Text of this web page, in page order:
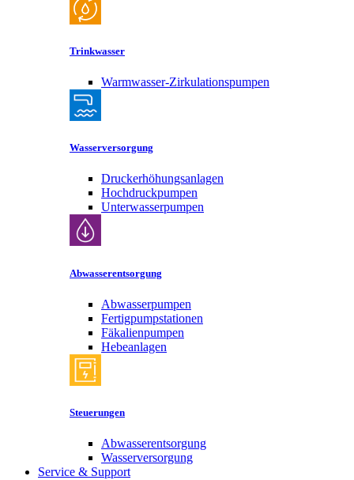
Trinkwasser
Warmwasser-Zirkulationspumpen
Wasserversorgung
Druckerhöhungsanlagen
Hochdruckpumpen
Unterwasserpumpen
Abwasserentsorgung
Abwasserpumpen
Fertigpumpstationen
Fäkalienpumpen
Hebeanlagen
Steuerungen
Abwasserentsorgung
Wasserversorgung
Service & Support